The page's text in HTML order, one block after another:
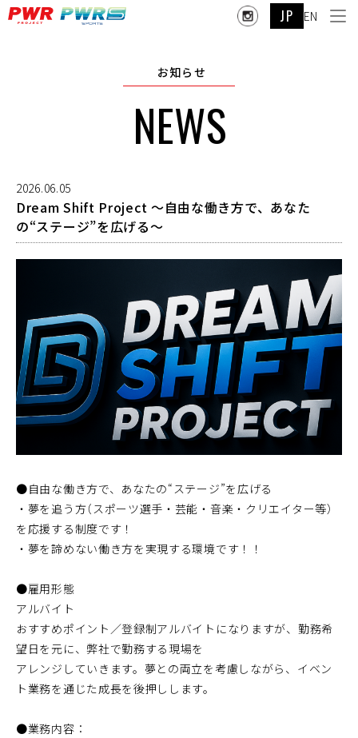
EN
JP
お知らせ
NEWS
2026.06.05
Dream Shift Project 〜自由な働き方で、あなた
の“ステージ”を広げる〜
●自由な働き方で、あなたの“ステージ”を広げる
・夢を追う方（スポーツ選手・芸能・音楽・クリエイター等）
を応援する制度です！
・夢を諦めない働き方を実現する環境です！！
●雇用形態
アルバイト
おすすめポイント／登録制アルバイトになりますが、勤務希
望日を元に、弊社で勤務する現場を
アレンジしていきます。夢との両立を考慮しながら、イベン
ト業務を通じた成長を後押しします。
●業務内容：